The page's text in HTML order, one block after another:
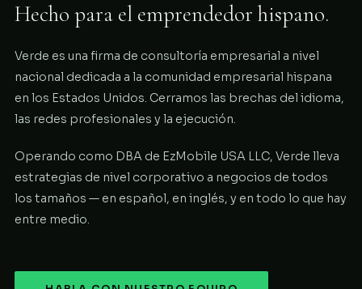
Hecho para el emprendedor hispano.
Verde es una firma de consultoría empresarial a nivel
nacional dedicada a la comunidad empresarial hispana
en los Estados Unidos. Cerramos las brechas del idioma,
las redes profesionales y la ejecución.
Operando como DBA de EzMobile USA LLC, Verde lleva
estrategias de nivel corporativo a negocios de todos
los tamaños — en español, en inglés, y en todo lo que hay
entre medio.